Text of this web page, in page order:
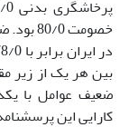
خصومت
بین هر یک از زیر
ضعیف عوامل با
کارایی این